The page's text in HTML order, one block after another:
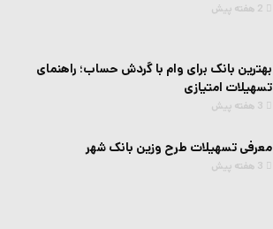
2 هفته پیش
بهترین بانک برای وام با گردش حساب؛ راهنمای
تسهیلات امتیازی
3 هفته پیش
معرفی تسهیلات طرح وزین بانک شهر
3 هفته پیش